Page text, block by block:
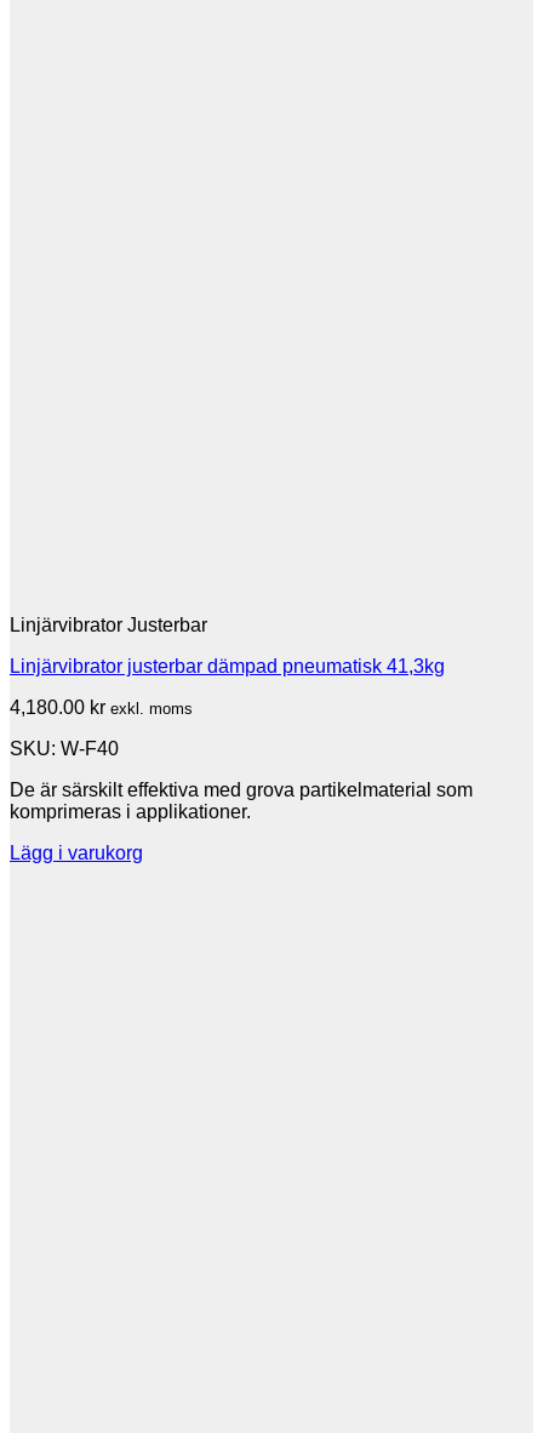
Linjärvibrator Justerbar
Linjärvibrator justerbar dämpad pneumatisk 41,3kg
4,180.00 kr exkl. moms
SKU: W-F40
De är särskilt effektiva med grova partikelmaterial som
komprimeras i applikationer.
Lägg i varukorg